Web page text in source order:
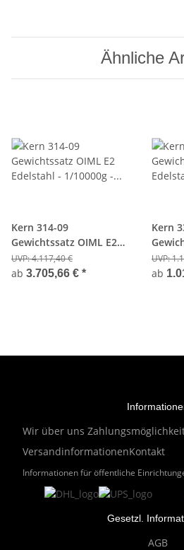
Ähnliche
Kern 314-09
Gewichtssatz OIML E2
Edelstahl - 1/10000g -
Holzkoffer
UVP:4.117,40 €
ab 3.705,66 € *
Kern
UVP:
ab
Wir über uns
VersandinformationenKontakt
Informationen für öffentliche
Gesetzl.
AGB